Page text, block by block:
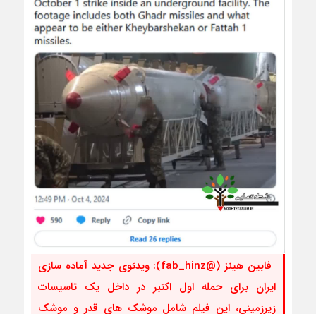
فابین هینز (@fab_hinz): ویدئوی جدید آماده سازی
ایران برای حمله اول اکتبر در داخل یک تاسیسات
زیرزمینی، این فیلم شامل موشک های قدر و موشک